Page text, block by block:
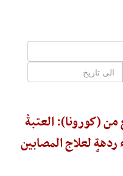
(كورونا): العتبةُ
لعلاج المصابين